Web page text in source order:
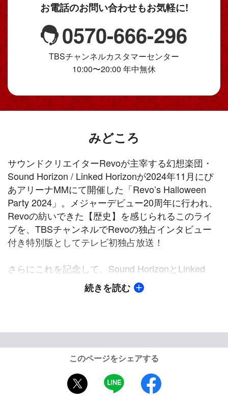
お電話のお問い合わせもお気軽に!
0570-666-296
TBSチャンネルカスタマーセンター
10:00〜20:00 年中無休
みどころ
サウンドクリエイターRevoが主宰する幻想楽団・
Sound Horizon / Linked Horizonが2024年11月にぴ
あアリーナMMにて開催した「Revo’s Halloween
Party 2024」。メジャーデビュー20周年に行われ、
Revoの紡いできた【歴史】を感じられるこのライ
ブを、TBSチャンネルでRevoの独占インタビュー
付き特別版としてテレビ初独占放送！
さらにこれを記念して、Sound HorizonとLinked
Horizonがこれまでリリースしてきたライブ・コン
サート映像を9月21日(日)に集中放送でお届けしま
コレクションした「The Assorted Horizons」に始ま
り、Revoが全楽曲を担当した人気RPGの世界を音
楽でめぐる「ルクセンダルク紀行」、Sound
Horizon の過去の地平線（物語）の否定・改竄を描
いた「9th Story Concert『Nein』～西洋骨董屋根裏
続きを読む
このページをシェアする
LINE